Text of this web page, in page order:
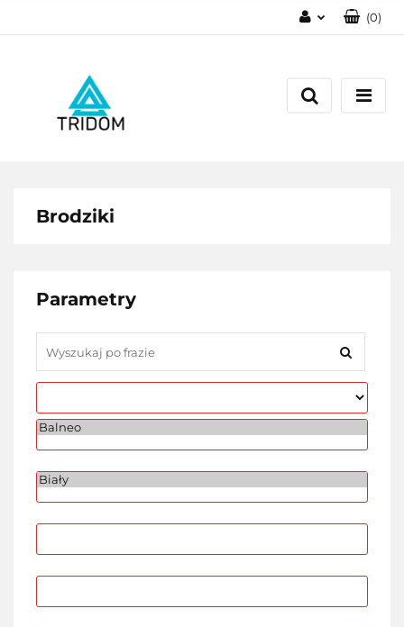
Zarejestruj się
Dodaj zgłoszenie
(0)
Brodziki
Parametry